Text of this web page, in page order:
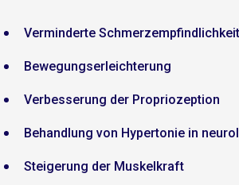
Verminderte Schmerzempfindlichkeit
Bewegungserleichterung
Verbesserung der Propriozeption
Behandlung von Hypertonie in
Steigerung der Muskelkraft